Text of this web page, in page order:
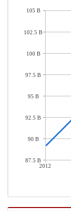
2012
105 B
102.5 B
100 B
97.5 B
95 B
92.5 B
90 B
87.5 B